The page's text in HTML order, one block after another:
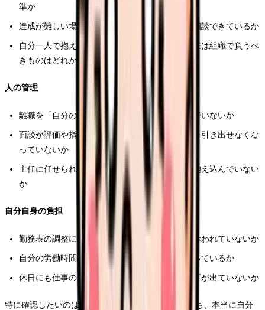
準か
達成が難しい場合、その理由を看護部に説明・相談できているか
自分一人で抱えている「結果責任」のうち、本来は組織で負うべ
きものはどれか
人の管理
離職を「自分の引き止め不足」として抱え込んでいないか
面談が評価や指導の場になり、スタッフの本音を引き出せなくな
っていないか
主任に任せられる育成・調整の業務を、自分で抱え込んでいない
か
自分自身の負担
勤務表の調整に、本来の管理業務以上の時間を奪われていないか
自分の労働時間は正確に把握され、処遇に見合っているか
休日にも仕事のことが離れず、睡眠・気力の低下が出ていないか
特に確認したいのは、「自分が抱えている責任のうち、本当に自分